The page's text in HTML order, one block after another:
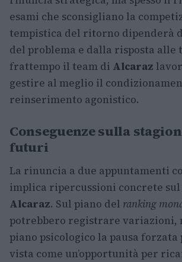
esami che sconsigliano la
tempistica del ritorno dipenderà
del problema e dalla risposta alle
frattempo il team di Alcaraz
gestire al meglio il
reinserimento agonistico.
Conseguenze sulla
futuri
La rinuncia a due appuntamenti
implica ripercussioni concrete
Alcaraz. Sul piano del ranking
potrebbero registrare variazioni,
piano psicologico la pausa forzata
vista come un’opportunità per